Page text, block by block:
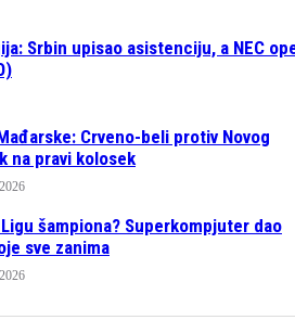
Srbin upisao asistenciju, a NEC
Crveno-beli protiv Novog
na pravi kolosek
šampiona? Superkompjuter dao
sve zanima